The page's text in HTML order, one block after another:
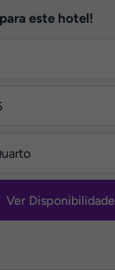
este hotel!
Ver Disponibilidade